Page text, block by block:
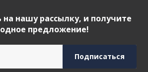
нашу рассылку, и получите
предложение!